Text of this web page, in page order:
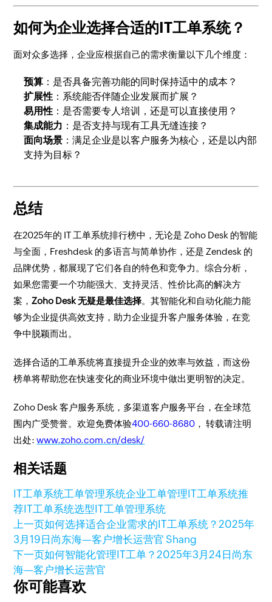
如何为企业选择合适的IT工单系统？
面对众多选择，企业应根据自己的需求衡量以下几个维度：
预算 ：是否具备完善功能的同时保持适中的成本？
扩展性 ：系统能否伴随企业发展而扩展？
易用性 ：是否需要专人培训，还是可以直接使用？
集成能力 ：是否支持与现有工具无缝连接？
面向场景 ：满足企业是以客户服务为核心，还是以内部
支持为目标？
总结
在2025年的 IT 工单系统排行榜中，无论是 Zoho Desk 的智能
与全面，Freshdesk 的多语言与简单协作，还是 Zendesk 的
品牌优势，都展现了它们各自的特色和竞争力。综合分析，
如果您需要一个功能强大、支持灵活、性价比高的解决方
案，Zoho Desk 无疑是最佳选择。其智能化和自动化能力能
够为企业提供高效支持，助力企业提升客户服务体验，在竞
争中脱颖而出。
选择合适的工单系统将直接提升企业的效率与效益，而这份
榜单将帮助您在快速变化的商业环境中做出更明智的决定。
Zoho Desk 客户服务系统，多渠道客户服务平台，在全球范
围内广受赞誉。欢迎免费体验400-660-8680 ， 转载请注明
出处:www.zoho.com.cn/desk/
相关话题
IT工单系统工单管理系统企业工单管理IT工单系统推
荐IT工单系统选型IT工单管理系统
上一页如何选择适合企业需求的IT工单系统？ 2025年
3月19日 尚东海—客户增长运营官 Shang
下一页如何智能化管理IT工单？ 2025年3月24日 尚东
海—客户增长运营官
你可能喜欢